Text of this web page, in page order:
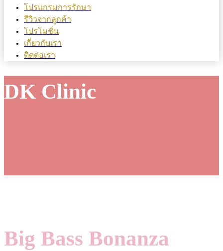
โปรแกรมการรักษา
รีวิวจากลูกค้า
โปรโมชั่น
เกี่ยวกับเรา
ติดต่อเรา
DK Clinic
Big Bass Bonanza